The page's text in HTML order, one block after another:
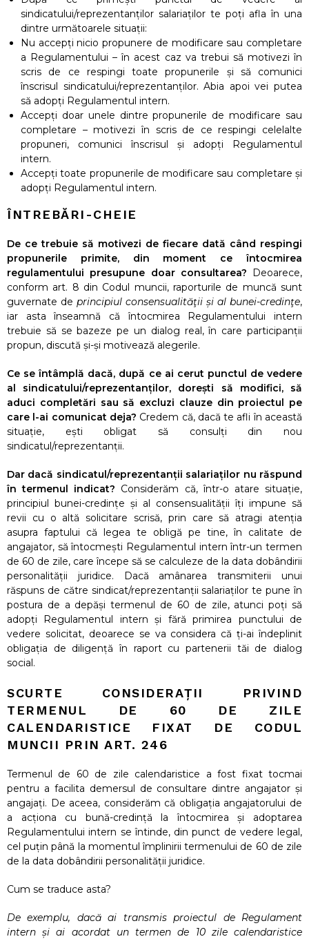
sindicatului/reprezentanților salariaților te poți afla în una
dintre următoarele situații:
Nu accepți nicio propunere de modificare sau completare
a Regulamentului – în acest caz va trebui să motivezi în
scris de ce respingi toate propunerile și să comunici
înscrisul sindicatului/reprezentanților. Abia apoi vei putea
să adopți Regulamentul intern.
Accepți doar unele dintre propunerile de modificare sau
completare – motivezi în scris de ce respingi celelalte
propuneri, comunici înscrisul și adopți Regulamentul
intern.
Accepți toate propunerile de modificare sau completare și
adopți Regulamentul intern.
ÎNTREBĂRI-CHEIE
De ce trebuie să motivezi de fiecare dată când respingi
propunerile primite, din moment ce întocmirea
regulamentului presupune doar consultarea? Deoarece,
conform art. 8 din Codul muncii, raporturile de muncă sunt
guvernate de principiul consensualităţii și al bunei-credinţe,
iar asta înseamnă că întocmirea Regulamentului intern
trebuie să se bazeze pe un dialog real, în care participanții
propun, discută și-și motivează alegerile.
Ce se întâmplă dacă, după ce ai cerut punctul de vedere
al sindicatului/reprezentanților, dorești să modifici, să
aduci completări sau să excluzi clauze din proiectul pe
care l-ai comunicat deja? Credem că, dacă te afli în această
situație, ești obligat să consulți din nou
sindicatul/reprezentanții.
Dar dacă sindicatul/reprezentanții salariaților nu răspund
în termenul indicat? Considerăm că, într-o atare situație,
principiul bunei-credințe și al consensualității îți impune să
revii cu o altă solicitare scrisă, prin care să atragi atenția
asupra faptului că legea te obligă pe tine, în calitate de
angajator, să întocmești Regulamentul intern într-un termen
de 60 de zile, care începe să se calculeze de la data dobândirii
personalității juridice. Dacă amânarea transmiterii unui
răspuns de către sindicat/reprezentanții salariaților te pune în
postura de a depăși termenul de 60 de zile, atunci poți să
adopți Regulamentul intern și fără primirea punctului de
vedere solicitat, deoarece se va considera că ți-ai îndeplinit
obligația de diligență în raport cu partenerii tăi de dialog
social.
SCURTE CONSIDERAȚII PRIVIND
TERMENUL DE 60 DE ZILE
CALENDARISTICE FIXAT DE CODUL
MUNCII PRIN ART. 246
Termenul de 60 de zile calendaristice a fost fixat tocmai
pentru a facilita demersul de consultare dintre angajator și
angajați. De aceea, considerăm că obligația angajatorului de
a acționa cu bună-credință la întocmirea și adoptarea
Regulamentului intern se întinde, din punct de vedere legal,
cel puțin până la momentul împlinirii termenului de 60 de zile
de la data dobândirii personalității juridice.
Cum se traduce asta?
De exemplu, dacă ai transmis proiectul de Regulament
intern și ai acordat un termen de 10 zile calendaristice